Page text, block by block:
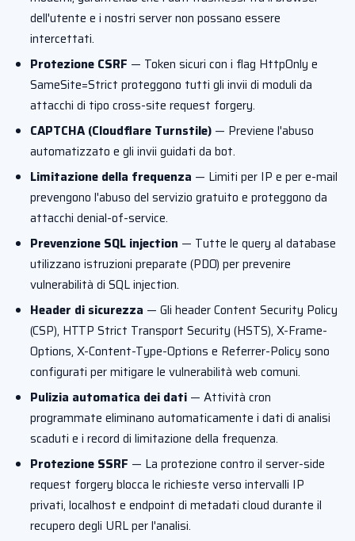
dell'utente e i nostri server non possano essere
intercettati.
Protezione CSRF — Token sicuri con i flag HttpOnly e
SameSite=Strict proteggono tutti gli invii di moduli da
attacchi di tipo cross-site request forgery.
CAPTCHA (Cloudflare Turnstile) — Previene l'abuso
automatizzato e gli invii guidati da bot.
Limitazione della frequenza — Limiti per IP e per e-mail
prevengono l'abuso del servizio gratuito e proteggono da
attacchi denial-of-service.
Prevenzione SQL injection — Tutte le query al database
utilizzano istruzioni preparate (PDO) per prevenire
vulnerabilità di SQL injection.
Header di sicurezza — Gli header Content Security Policy
(CSP), HTTP Strict Transport Security (HSTS), X-Frame-
Options, X-Content-Type-Options e Referrer-Policy sono
configurati per mitigare le vulnerabilità web comuni.
Pulizia automatica dei dati — Attività cron
programmate eliminano automaticamente i dati di analisi
scaduti e i record di limitazione della frequenza.
Protezione SSRF — La protezione contro il server-side
request forgery blocca le richieste verso intervalli IP
privati, localhost e endpoint di metadati cloud durante il
recupero degli URL per l'analisi.